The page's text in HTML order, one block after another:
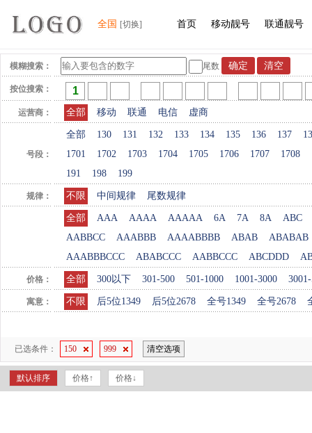
全国 [切换] 首页 移动靓号 联通靓号
模糊搜索： 尾数
按位搜索：
运营商： 全部 移动 联通 电信 虚商
号段：
全部 130 131 132 133 134 135 136 137
1701
1702 1703 1704 1705 1706 1707 1708
191
198 199
规律： 不限 中间规律 尾数规律
全部 AAA AAAA AAAAA 6A 7A 8A
ABC
AABBCC
AAABBB AAAABBBB ABAB
ABABAB
AAABBBCCC
ABABCCC AABBCCC ABCDDD
价格： 全部 300以下 301-500 501-1000 1001-3000
寓意： 不限 后5位1349 后5位2678 全号1349 全号2678
已选条件： 150 999 清空选项
默认排序 价格↑ 价格↓